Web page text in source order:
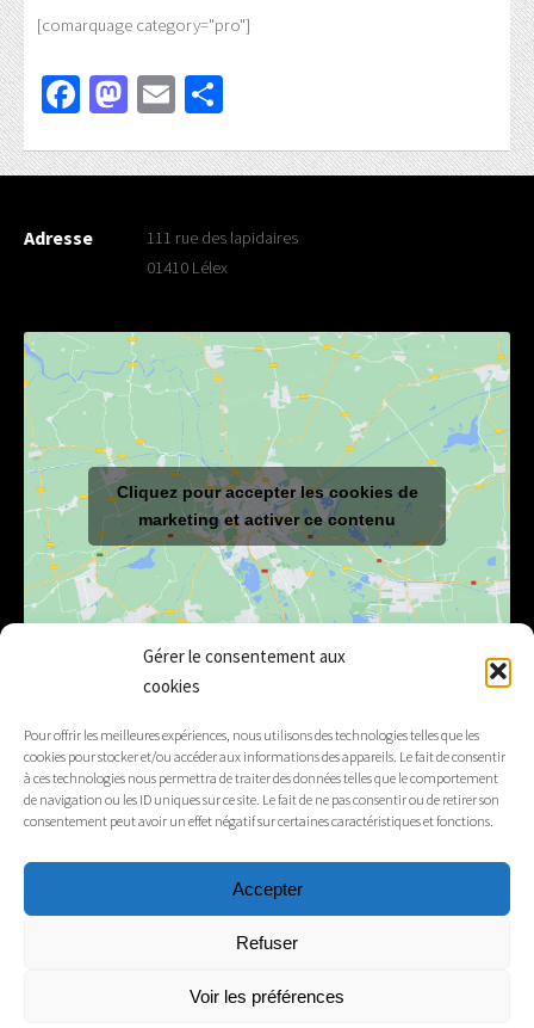
Gérer le consentement aux
cookies
Pour offrir les meilleures expériences, nous utilisons des technologies telles que les
cookies pour stocker et/ou accéder aux informations des appareils. Le fait de consentir
à ces technologies nous permettra de traiter des données telles que le comportement
de navigation ou les ID uniques sur ce site. Le fait de ne pas consentir ou de retirer son
consentement peut avoir un effet négatif sur certaines caractéristiques et fonctions.
Accepter
Refuser
Voir les préférences
[comarquage category="pro"]
Facebook
Mastodon
Email
Adresse
111 rue des lapidaires
01410 Lélex
Cliquez pour accepter les cookies de
marketing et activer ce contenu
Tél. 04 50 20 91 15
Mentions légales